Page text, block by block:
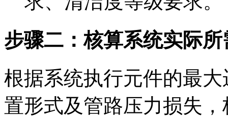
步骤二：核算系统实际所
根据系统执行元件的最
置形式及管路压力损失